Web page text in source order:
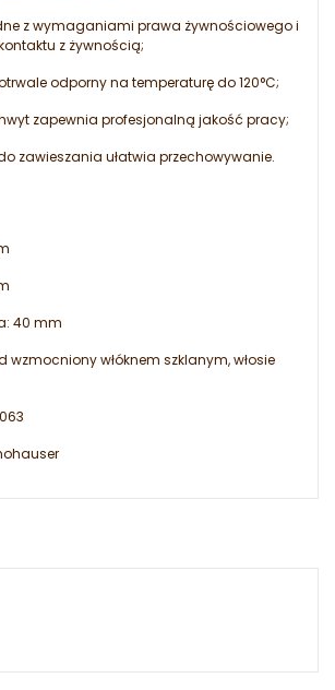
z wymaganiami prawa żywnościowego i
z żywnością;
odporny na temperaturę do 120°C;
zapewnia profesjonalną jakość pracy;
zawieszania ułatwia przechowywanie.
40 mm
wzmocniony włóknem szklanym, włosie